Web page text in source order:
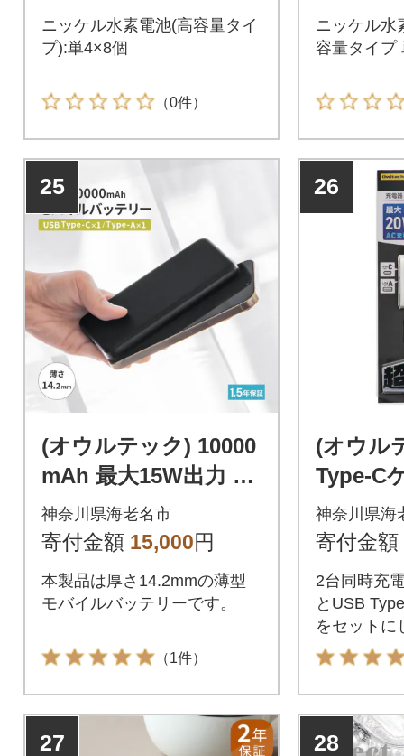
ニッケル水素電池(高容量タイ
プ):単4×8個
（0件）
ニッケル水
容量タイプ
25
(オウルテック) 10000
mAh 最大15W出力 U
SB C、A出力 モバイ
ルバッテリーブラッ
神奈川県海老名市
寄付金額 15,000円
本製品は厚さ14.2mmの薄型
モバイルバッテリーです。
（1件）
26
(オウル
Type-C
対応AC
ト ホワ
神奈川県海
寄付金額
2台同時充
とUSB
をセットに
27 28